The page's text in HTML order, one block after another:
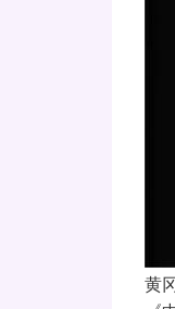
黄